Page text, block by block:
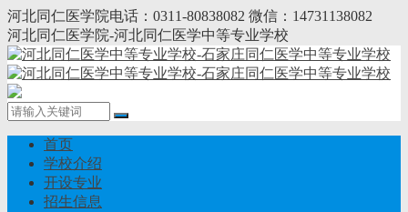
河北同仁医学院电话：0311-80838082 微信：14731138082
河北同仁医学院-河北同仁医学中等专业学校
首页
学校介绍
开设专业
招生信息